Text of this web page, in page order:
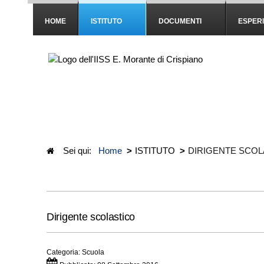
HOME ISTITUTO DOCUMENTI
Sei qui: Home > ISTITUTO > DIRIGENTE
Dirigente scolastico
Categoria: Scuola